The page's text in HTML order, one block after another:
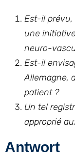
Est-il
une
neuro-
Est-il
Allemagne,
patient ?
Un tel
approprié
Antwort